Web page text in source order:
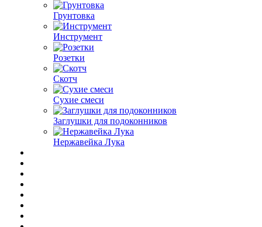
Грунтовка
Инструмент
Розетки
Скотч
Сухие смеси
Заглушки для подоконников
Нержавейка Лука